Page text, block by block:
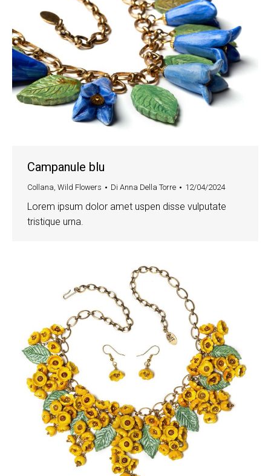
Campanule blu
Collana, Wild Flowers Di Anna Della Torre 12/04/2024
Lorem ipsum dolor amet uspen disse vulputate
tristique urna.